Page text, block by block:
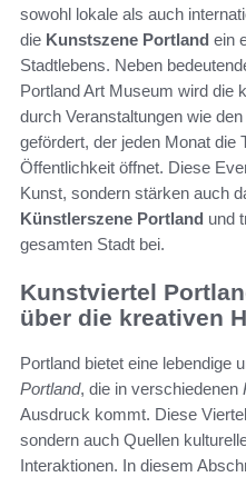
sowohl lokale als auch
die Kunstszene Portland ein
Stadtlebens. Neben
Portland Art Museum wird die
durch Veranstaltungen wie
gefördert, der jeden Monat die
Öffentlichkeit öffnet. Diese
Kunst, sondern stärken auch
Künstlerszene Portland und
gesamten Stadt bei.
Kunstviertel
über die kreativen
Portland bietet eine lebendige
Portland, die in verschiedenen
Ausdruck kommt. Diese
sondern auch Quellen
Interaktionen. In diesem